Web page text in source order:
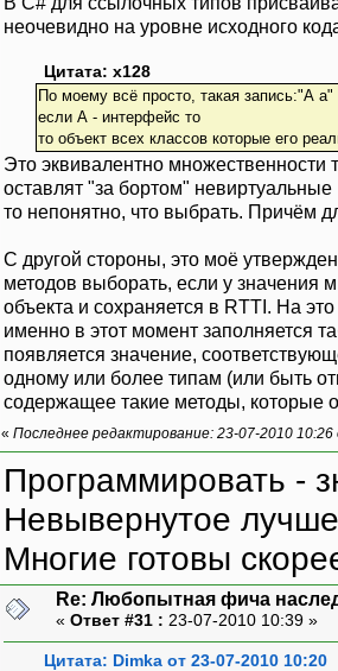
неочевидно на уровне исходного
Цитата: x128
По моему всё просто, такая запись:"А
если А - интерфейс то
то объект всех классов которые его
Это эквивалентно множественности
оставлят "за бортом"
то непонятно, что выбрать. Причём
С другой стороны, это моё
методов выборать, если у значения
объекта и сохраняется в RTTI. На
именно в этот момент заполняется
появляется значение,
одному или более типам (или быть
содержащее такие методы, которые
« Последнее редактирование: 23-07-2010
Программировать -
Невывернутое
Многие готовы
Re: Любопытная фича
« Ответ #31 : 23-07-2010 10:39 »
Цитата: Dimka от 23-07-2010 10:20